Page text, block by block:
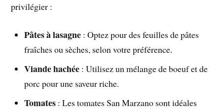
privilégier :
Pâtes à lasagne : Optez pour des feuilles de pâtes
fraîches ou sèches, selon votre préférence.
Viande hachée : Utilisez un mélange de boeuf et de
porc pour une saveur riche.
Tomates : Les tomates San Marzano sont idéales